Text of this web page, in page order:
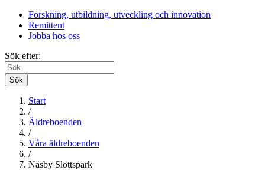
Forskning, utbildning, utveckling och innovation
Remittent
Jobba hos oss
Sök efter:
Sök
Start
/
Äldreboenden
/
Våra äldreboenden
/
Näsby Slottspark